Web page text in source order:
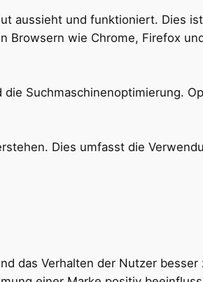
aussieht und funktioniert. Dies
Browsern wie Chrome, Firefox
Suchmaschinenoptimierung.
Dies umfasst die
das Verhalten der Nutzer besser